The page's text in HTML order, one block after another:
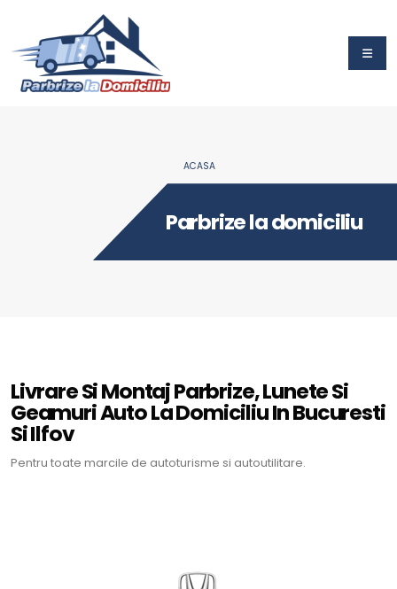
ACASA
Parbrize la domiciliu
Livrare Si Montaj Parbrize, Lunete Si
Geamuri Auto La Domiciliu In Bucuresti
Si Ilfov
Pentru toate marcile de autoturisme si autoutilitare.